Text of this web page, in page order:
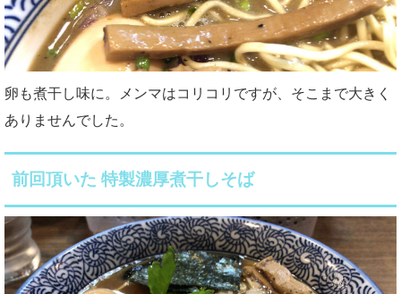
卵も煮干し味に。メンマはコリコリですが、そこまで大きく
ありませんでした。
前回頂いた 特製濃厚煮干しそば